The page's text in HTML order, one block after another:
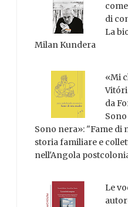
di
La
Milan Kundera
«Mi
da
Sono nera»: "Fame di
storia familiare e
nell'Angola
Le